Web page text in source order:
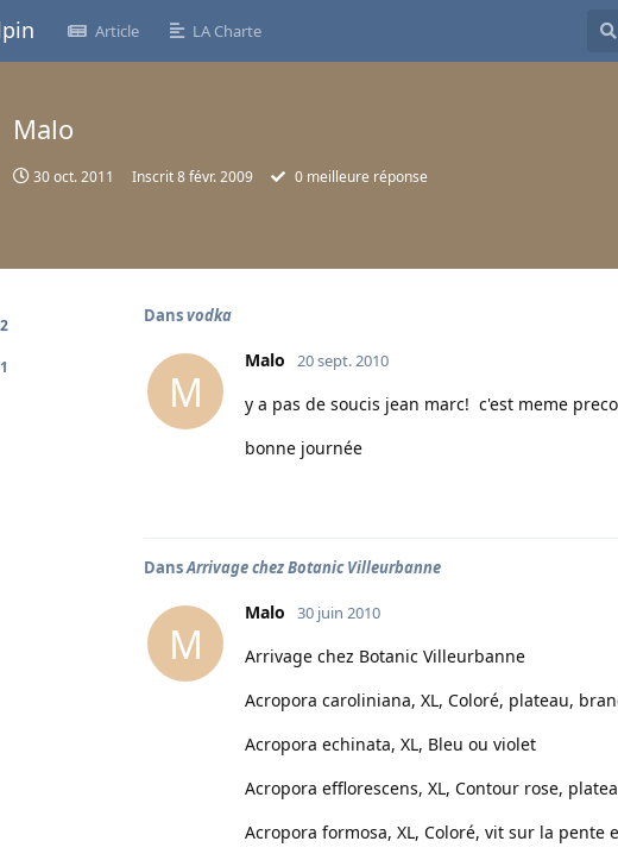
Article LA Charte
Malo
30 oct. 2011 Inscrit8 févr. 2009 0 meilleure réponse
Dansvodka
M
Malo 20 sept. 2010
y a pas de soucis jean marc! c'est meme
bonne journée
DansArrivage chez Botanic Villeurbanne
M
Malo 30 juin 2010
Arrivage chez Botanic Villeurbanne
Acropora caroliniana, XL, Coloré, plateau,
Acropora echinata, XL, Bleu ou violet
Acropora efflorescens, XL, Contour rose,
Acropora formosa, XL, Coloré, vit sur la pente